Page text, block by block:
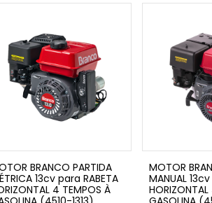
BRANCO PARTIDA
13cv para RABETA
4 TEMPOS À
MOTOR
MANUAL